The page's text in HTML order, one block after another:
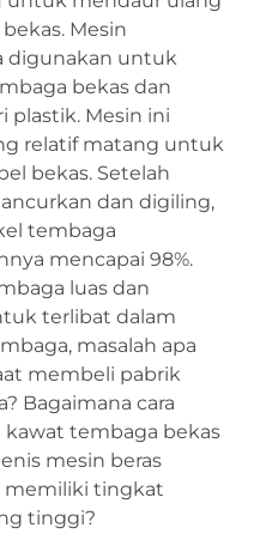
Mesin
digunakan untuk
bekas dan
plastik. Mesin ini
relatif matang untuk
bekas. Setelah
dan digiling,
tembaga
mencapai 98%.
luas dan
terlibat dalam
masalah apa
membeli pabrik
Bagaimana cara
tembaga bekas
mesin beras
memiliki tingkat
tinggi?